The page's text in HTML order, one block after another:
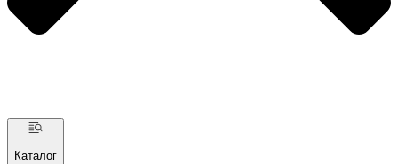
Каталог